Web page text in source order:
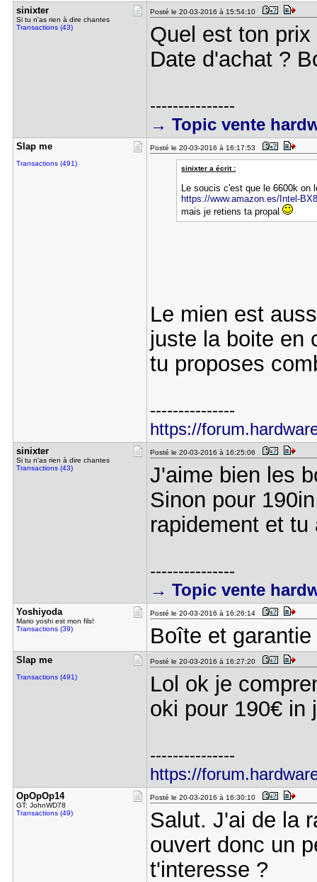
sinixter
Si tu n'as rien à dire chantes
Transactions (43)
Posté le 20-03-2016 à 15:54:10
Quel est ton prix
Date d'achat ?
---------------
→ Topic vente
Slap me
Transactions (491)
Posté le 20-03-2016 à 16:17:53
sinixter a écrit :
Le soucis c'est que le 6600k on
https://www.amazon.es/Intel-
mais je retiens ta propal
Le mien est
juste la boite
tu proposes
---------------
https://
sinixter
Si tu n'as rien à dire chantes
Transactions (43)
Posté le 20-03-2016 à 16:25:06
J'aime bien les
Sinon pour
rapidement et
---------------
→ Topic vente
Yoshiyoda
Mario yoshi est mon fils!
Transactions (39)
Posté le 20-03-2016 à 16:26:14
Boîte et
Slap me
Transactions (491)
Posté le 20-03-2016 à 16:27:20
Lol ok je
oki pour 190€
---------------
https://
OpOpOp14
GT: JohnWD78
Transactions (49)
Posté le 20-03-2016 à 16:30:10
Salut. J'ai de la
ouvert donc un
t'interesse ?